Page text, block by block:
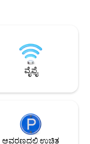
ಮತ್ತು ಅಕ್ಷರಶಃ
ಸುಲಭವಾದ 5
ವೈಫೈ
ಆವರಣದಲ್ಲಿ ಉಚಿತ